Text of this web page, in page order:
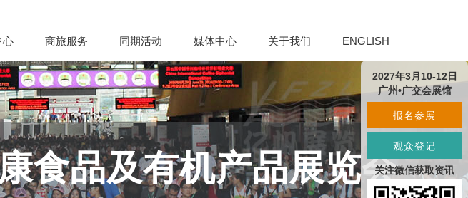
心 商旅服务 同期活动 媒体中心 关于我们 ENGLISH
食品及有机产品展览会
2027年3月10-12日
广州•广交会展馆
报名参展
观众登记
关注微信获取资讯